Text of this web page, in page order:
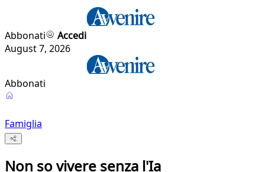
Abbonati
Accedi
August 7, 2026
Abbonati
Famiglia
Non so vivere senza l'Ia